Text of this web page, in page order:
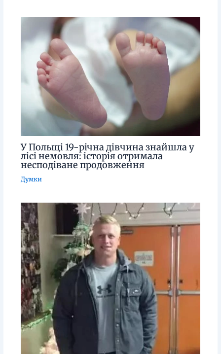
У Польщі 19-річна дівчина знайшла у
лісі немовля: історія отримала
несподіване продовження
Думки